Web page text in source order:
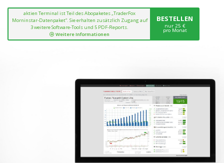
aktien Terminal ist Teil des Abopaketes „TraderFox
Morninstar-Datenpaket“. Sie erhalten zusätzlich Zugang auf
3 weitere Software-Tools und 5 PDF-Reports.
Weitere Informationen
BESTELLEN
nur 25 €
pro Monat